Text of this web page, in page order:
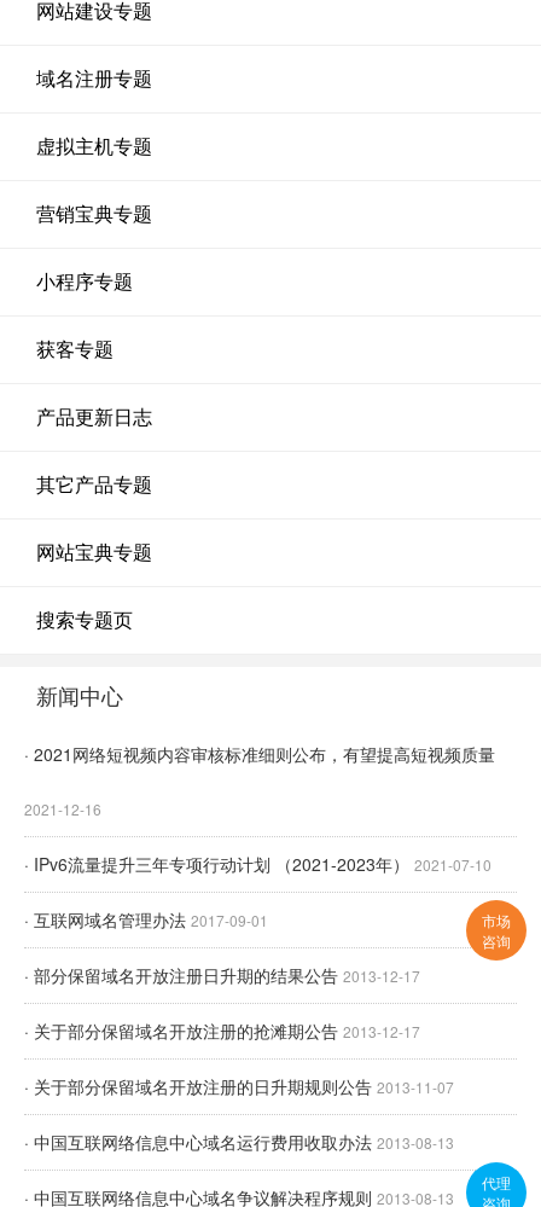
网站建设专题
域名注册专题
虚拟主机专题
营销宝典专题
小程序专题
获客专题
产品更新日志
其它产品专题
网站宝典专题
搜索专题页
新闻中心
· 2021网络短视频内容审核标准细则公布，有望提高短视频质量
2021-12-16
· IPv6流量提升三年专项行动计划 （2021-2023年） 2021-07-10
· 互联网域名管理办法 2017-09-01
· 部分保留域名开放注册日升期的结果公告 2013-12-17
· 关于部分保留域名开放注册的抢滩期公告 2013-12-17
· 关于部分保留域名开放注册的日升期规则公告 2013-11-07
· 中国互联网络信息中心域名运行费用收取办法 2013-08-13
· 中国互联网络信息中心域名争议解决程序规则 2013-08-13
市场
咨询
代理
咨询